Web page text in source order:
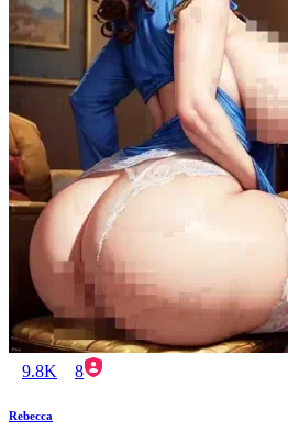
9.8K 8
Rebecca